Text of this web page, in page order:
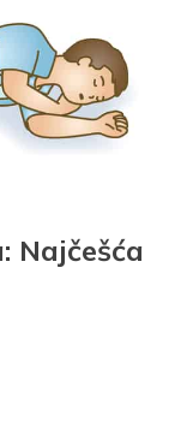
Najčešća